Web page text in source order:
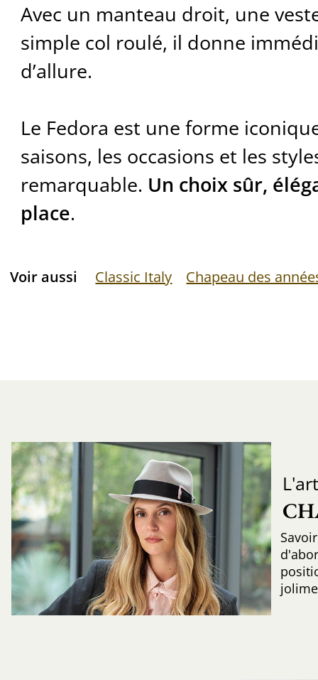
Avec un manteau droit, une
simple col roulé, il donne
d’allure.
Le Fedora est une forme
saisons, les occasions et les
remarquable. Un choix sûr,
place.
Voir aussi Classic Italy Chapeau des